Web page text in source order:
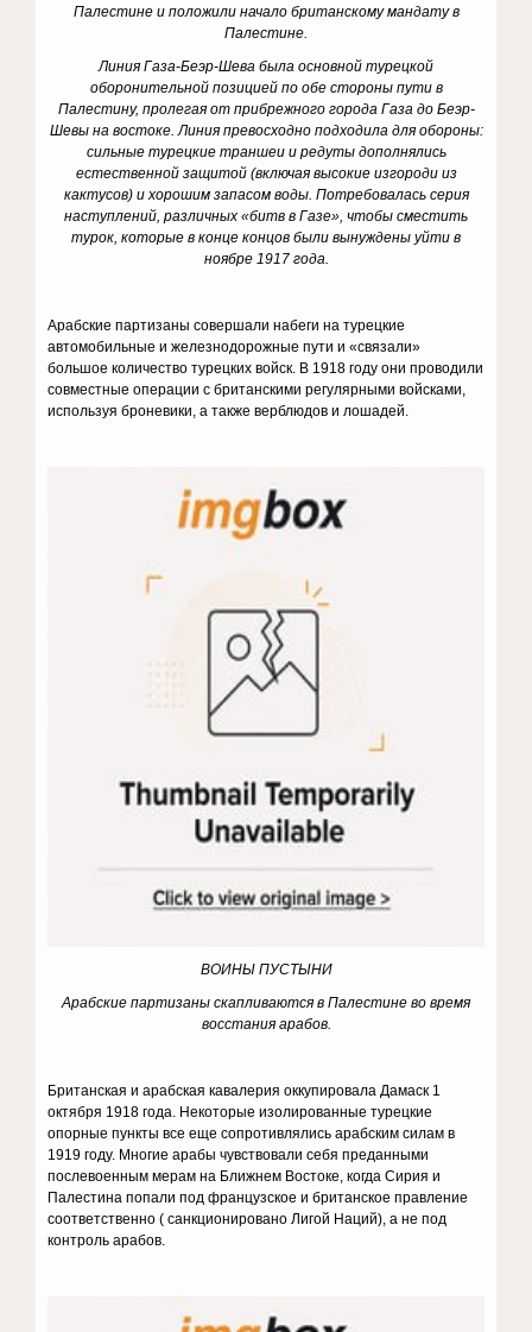
Палестине и положили начало британскому мандату в
Палестине.
Линия Газа-Беэр-Шева была основной турецкой
оборонительной позицией по обе стороны пути в
Палестину, пролегая от прибрежного города Газа до Беэр-
Шевы на востоке. Линия превосходно подходила для обороны:
сильные турецкие траншеи и редуты дополнялись
естественной защитой (включая высокие изгороди из
кактусов) и хорошим запасом воды. Потребовалась серия
наступлений, различных «битв в Газе», чтобы сместить
турок, которые в конце концов были вынуждены уйти в
ноябре 1917 года.
Арабские партизаны совершали набеги на турецкие
автомобильные и железнодорожные пути и «связали»
большое количество турецких войск. В 1918 году они проводили
совместные операции с британскими регулярными войсками,
используя броневики, а также верблюдов и лошадей.
ВОИНЫ ПУСТЫНИ
Арабские партизаны скапливаются в Палестине во время
восстания арабов.
Британская и арабская кавалерия оккупировала Дамаск 1
октября 1918 года. Некоторые изолированные турецкие
опорные пункты все еще сопротивлялись арабским силам в
1919 году. Многие арабы чувствовали себя преданными
послевоенным мерам на Ближнем Востоке, когда Сирия и
Палестина попали под французское и британское правление
соответственно ( санкционировано Лигой Наций), а не под
контроль арабов.